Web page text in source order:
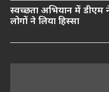
स्वच्छता अभियान में
लोगों ने लिया हिस्सा